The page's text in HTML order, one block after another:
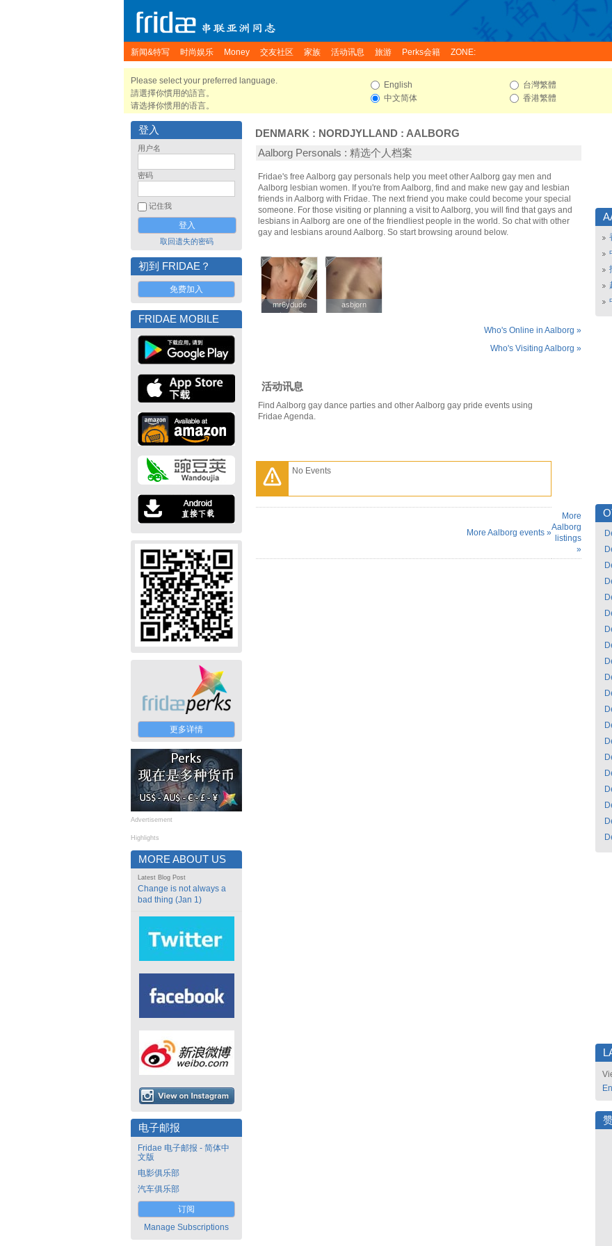
新闻&特写 时尚娱乐 Money 交友社区 家族 活动讯息 旅游 Perks会籍 ZONE:
Please select your preferred language.
請選擇你慣用的語言。
请选择你惯用的语言。
English
中文简体
台灣繁體
香港繁體
登入
用户名
密码
记住我
取回遗失的密码
初到 FRIDAE？
免费加入
FRIDAE MOBILE
更多详情
Advertisement
Highlights
MORE ABOUT US
Latest Blog Post
Change is not always a
bad thing (Jan 1)
电子邮报
Fridae 电子邮报 - 简体中
文版
电影俱乐部
汽车俱乐部
订阅
Manage Subscriptions
DENMARK : NORDJYLLAND : AALBORG
Aalborg Personals : 精选个人档案
Fridae's free Aalborg gay personals help you meet other Aalborg gay men and
Aalborg lesbian women. If you're from Aalborg, find and make new gay and lesbian
friends in Aalborg with Fridae. The next friend you make could become your special
someone. For those visiting or planning a visit to Aalborg, you will find that gays and
lesbians in Aalborg are one of the friendliest people in the world. So chat with other
gay and lesbians around Aalborg. So start browsing around below.
mr6ydude
mr6ydude asbjorn
asbjorn
Who's Online in Aalborg »
Who's Visiting Aalborg »
活动讯息
Find Aalborg gay dance parties and other Aalborg gay pride events using
Fridae Agenda.
No Events
More Aalborg events »
More
Aalborg
listings
»